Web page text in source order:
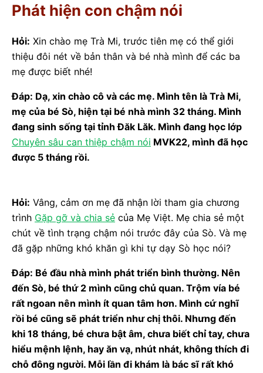
Phát hiện con chậm nói
Hỏi: Xin chào mẹ Trà Mi, trước tiên mẹ có thể giới
thiệu đôi nét về bản thân và bé nhà mình để các ba
mẹ được biết nhé!
Đáp: Dạ, xin chào cô và các mẹ. Mình tên là Trà Mi,
mẹ của bé Sò, hiện tại bé nhà mình 32 tháng. Mình
đang sinh sống tại tỉnh Đăk Lăk. Mình đang học lớp
Chuyên sâu can thiệp chậm nói MVK22, mình đã học
được 5 tháng rồi.
Hỏi: Vâng, cảm ơn mẹ đã nhận lời tham gia chương
trình Gặp gỡ và chia sẻ của Mẹ Việt. Mẹ chia sẻ một
chút về tình trạng chậm nói trước đây của Sò. Và mẹ
đã gặp những khó khăn gì khi tự dạy Sò học nói?
Đáp: Bé đầu nhà mình phát triển bình thường. Nên
đến Sò, bé thứ 2 mình cũng chủ quan. Trộm vía bé
rất ngoan nên mình ít quan tâm hơn. Mình cứ nghĩ
rồi bé cũng sẽ phát triển như chị thôi. Nhưng đến
khi 18 tháng, bé chưa bật âm, chưa biết chỉ tay, chưa
hiểu mệnh lệnh, hay ăn vạ, nhút nhát, không thích đi
chỗ đông người. Mỗi lần đi khám là bác sĩ rất khó